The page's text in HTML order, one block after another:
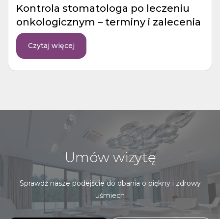
Kontrola stomatologa po leczeniu
onkologicznym – terminy i zalecenia
Czytaj więcej
Umów wizytę
Sprawdź nasze podejście do dbania o piękny i zdrowy
uśmiech